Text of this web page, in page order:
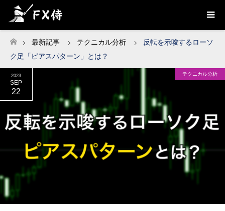
ホーム
最新記事 テクニカル分析
反転を示唆するローソ
ク足「ピアスパターン」とは？
2023
SEP
22
テクニカル分析